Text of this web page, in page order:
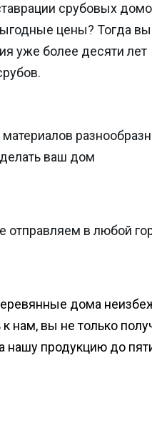
срубовых
цены? Тогда вы
уже более десяти лет
ваш дом
отправляем в любой
дома
нам, вы не только
нашу продукцию до